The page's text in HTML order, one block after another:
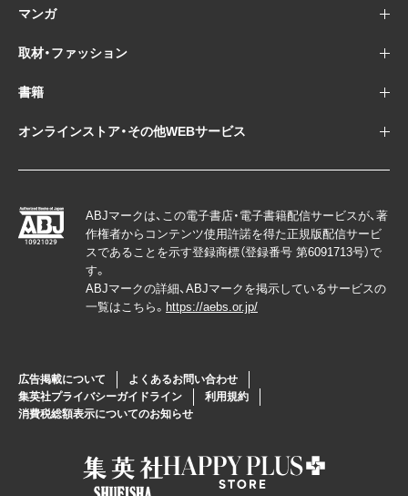
マンガ
取材・ファッション
書籍
オンラインストア・その他WEBサービス
ABJマークは、この電子書店・電子書籍配信サービスが、著
作権者からコンテンツ使用許諾を得た正規版配信サービ
スであることを示す登録商標（登録番号 第6091713号）で
す。
ABJマークの詳細、ABJマークを掲示しているサービスの
一覧はこちら。 https://aebs.or.jp/
広告掲載について
よくあるお問い合わせ
集英社プライバシーガイドライン
利用規約
消費税総額表示についてのお知らせ